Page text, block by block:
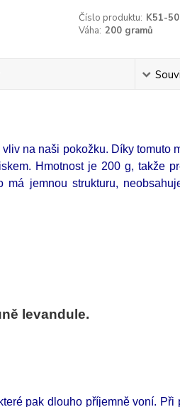
Číslo produktu: K51-
Váha: 200 gramů
na naši pokožku. Díky tomuto
Hmotnost je 200 g, takže
jemnou strukturu,
pak dlouho příjemně voní.